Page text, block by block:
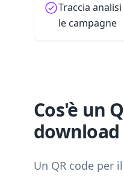
Traccia
le campagne
Cos'è un
Un QR code per